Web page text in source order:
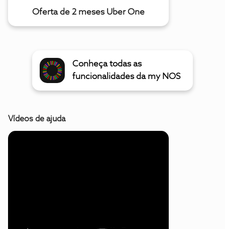
Oferta de 2 meses Uber One
Conheça todas as
funcionalidades da my NOS
Vídeos de ajuda